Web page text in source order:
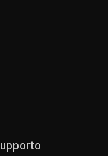
Supporto